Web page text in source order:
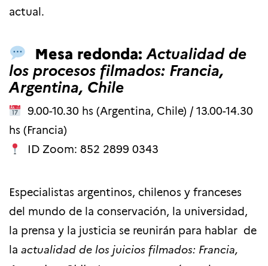
actual.
Mesa redonda: Actualidad de
los procesos filmados: Francia,
Argentina, Chile
9.00-10.30 hs (Argentina, Chile) / 13.00-14.30
hs (Francia)
ID Zoom: 852 2899 0343
Especialistas argentinos, chilenos y franceses
del mundo de la conservación, la universidad,
la prensa y la justicia se reunirán para hablar de
la actualidad de los juicios filmados: Francia,